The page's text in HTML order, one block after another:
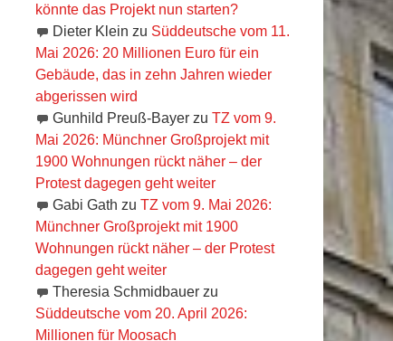
könnte das Projekt nun starten?
Dieter Klein zu Süddeutsche vom 11.
Mai 2026: 20 Millionen Euro für ein
Gebäude, das in zehn Jahren wieder
abgerissen wird
Gunhild Preuß-Bayerzu TZ vom 9.
Mai 2026: Münchner Großprojekt mit
1900 Wohnungen rückt näher – der
Protest dagegen geht weiter
Gabi Gath zu TZ vom 9. Mai 2026:
Münchner Großprojekt mit 1900
Wohnungen rückt näher – der Protest
dagegen geht weiter
Theresia Schmidbauerzu
Süddeutsche vom 20. April 2026:
Millionen für Moosach